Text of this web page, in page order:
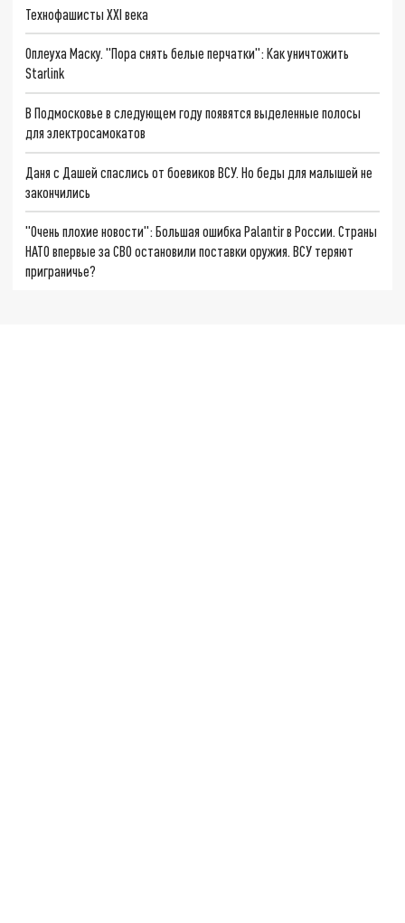
Технофашисты XXI века
Оплеуха Маску. "Пора снять белые перчатки": Как уничтожить
Starlink
В Подмосковье в следующем году появятся выделенные полосы
для электросамокатов
Даня с Дашей спаслись от боевиков ВСУ. Но беды для малышей не
закончились
"Очень плохие новости": Большая ошибка Palantir в России. Страны
НАТО впервые за СВО остановили поставки оружия. ВСУ теряют
приграничье?